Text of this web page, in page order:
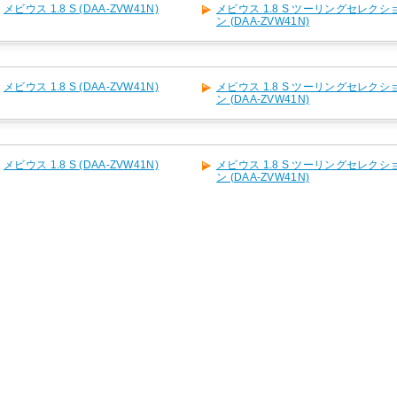
メビウス 1.8 S (DAA-ZVW41N)
メビウス 1.8 S ツーリングセレクシ
ン (DAA-ZVW41N)
メビウス 1.8 S (DAA-ZVW41N)
メビウス 1.8 S ツーリングセレクシ
ン (DAA-ZVW41N)
メビウス 1.8 S (DAA-ZVW41N)
メビウス 1.8 S ツーリングセレクシ
ン (DAA-ZVW41N)